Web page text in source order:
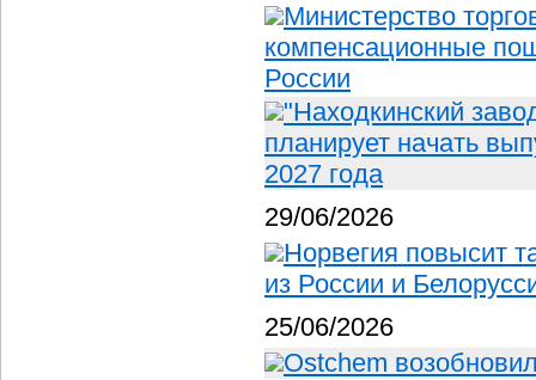
Министерство
компенсационные
России
"Находкинский
планирует начать
2027 года
29/06/2026
Норвегия повысит
из России и
25/06/2026
Ostchem